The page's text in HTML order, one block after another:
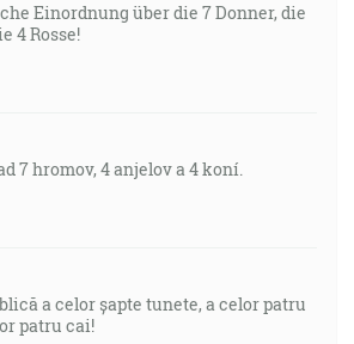
Einordnung über die 7 Donner, die
4 Rosse!
7 hromov, 4 anjelov a 4 koní.
a celor șapte tunete, a celor patru
patru cai!